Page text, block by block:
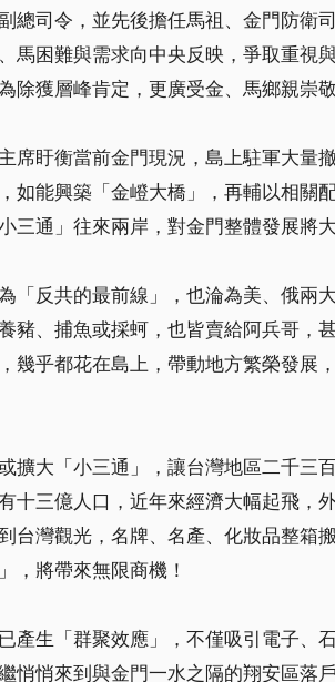
司令，並先後擔任馬祖、金門防衛
困難與需求向中央反映，爭取重視
獲層峰肯定，更廣受金、馬鄉親崇敬
盱衡當前金門現況，島上駐軍大量
能興築「金嶝大橋」，再輔以相關
通」往來兩岸，對金門整體發展將大
反共的最前線」，也淪為美、俄兩
、捕魚或採蚵，也皆賣給阿兵哥，
乎都花在島上，帶動地方繁榮發展
大「小三通」，讓台灣地區二千三
三億人口，近年來經濟大幅起飛，
灣觀光，名牌、名產、化妝品整箱
，將帶來無限商機！
生「群聚效應」，不僅吸引電子、
悄來到與金門一水之隔的翔安區落